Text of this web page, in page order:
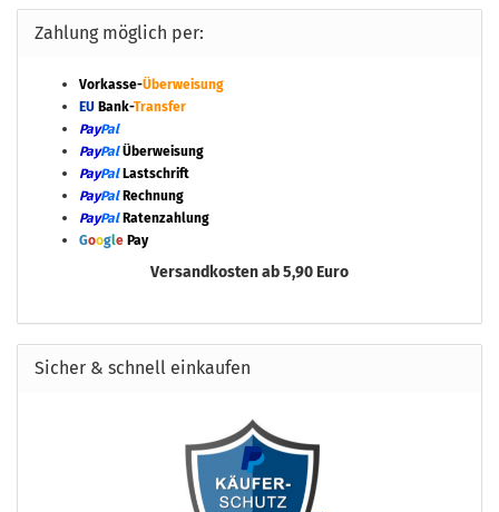
Zahlung möglich per:
Vorkasse-Überweisung
EU Bank-Transfer
PayPal
PayPalÜberweisung
PayPal Lastschrift
PayPal Rechnung
PayPal Ratenzahlung
Google Pay
Versandkosten ab 5,90 Euro
Sicher & schnell einkaufen